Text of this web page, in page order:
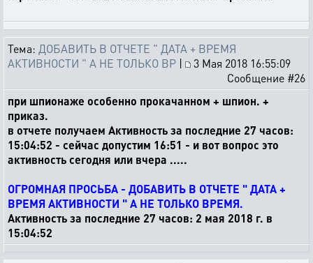
Тема: ДОБАВИТЬ В ОТЧЕТЕ " ДАТА + ВРЕМЯ
АКТИВНОСТИ " А НЕ ТОЛЬКО ВР |
3 Мая 2018 16:55:09
Сообщение #26
при шпионаже особенно прокачанном + шпион. +
приказ.
в отчете получаем Активность за последние 27 часов:
15:04:52 - сейчас допустим 16:51 - и вот вопрос это
активность сегодня или вчера .....
ОГРОМНАЯ ПРОСЬБА - ДОБАВИТЬ В ОТЧЕТЕ " ДАТА +
ВРЕМЯ АКТИВНОСТИ " А НЕ ТОЛЬКО ВРЕМЯ.
Активность за последние 27 часов: 2 мая 2018 г. в
15:04:52